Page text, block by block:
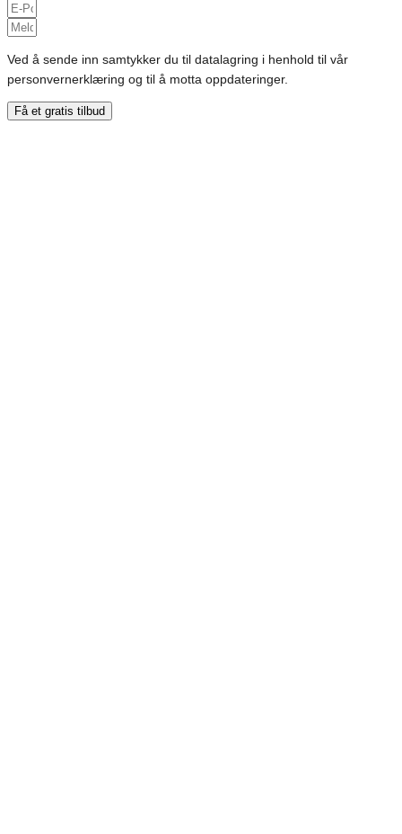
Ved å sende inn samtykker du til datalagring i henhold til vår
personvernerklæring og til å motta oppdateringer.
Få et gratis tilbud